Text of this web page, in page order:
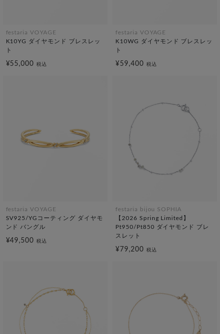
festaria VOYAGE
K10YG ダイヤモンド ブレスレッ
ト
¥55,000税込
festaria VOYAGE
K10WG ダイヤモンド ブレスレッ
ト
¥59,400 税込
festaria VOYAGE
SV925/YGコーティング ダイヤモ
ンド バングル
¥49,500税込
festaria bijou SOPHIA
【2026 Spring Limited】
Pt950/Pt850 ダイヤモンド ブレ
スレット
¥79,200 税込